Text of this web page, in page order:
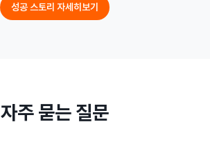
성공 스토리 자세히보기
자주 묻는 질문